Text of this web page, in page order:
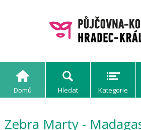
Domů Hledat Kategorie
Zebra Marty -